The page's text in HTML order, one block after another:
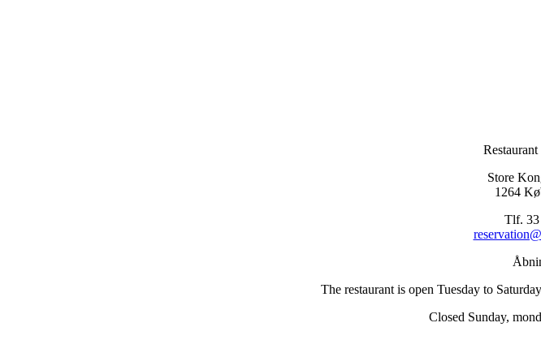
Store
1264
Tlf. 33
The restaurant is open Tuesday to
Closed Sunday,